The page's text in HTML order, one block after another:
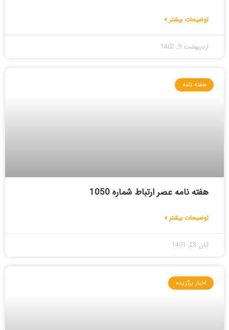
توضیحات بیشتر »
اردیبهشت 9, 1402
هفته نامه
هفته نامه عصر ارتباط شماره 1050
توضیحات بیشتر »
آبان 28, 1401
اخبار برگزیده